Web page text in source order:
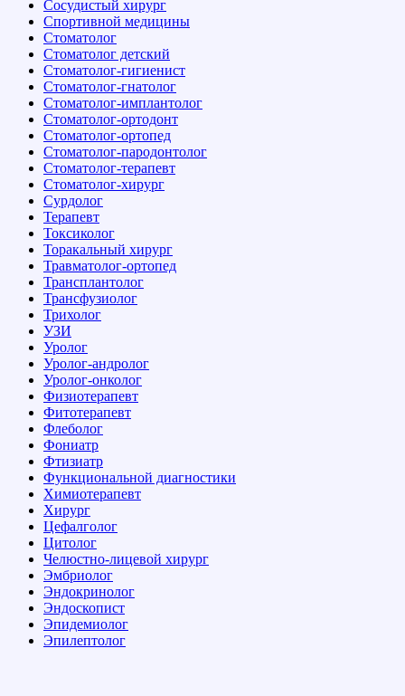
Сосудистый хирург
Спортивной медицины
Стоматолог
Стоматолог детский
Стоматолог-гигиенист
Стоматолог-гнатолог
Стоматолог-имплантолог
Стоматолог-ортодонт
Стоматолог-ортопед
Стоматолог-пародонтолог
Стоматолог-терапевт
Стоматолог-хирург
Сурдолог
Терапевт
Токсиколог
Торакальный хирург
Травматолог-ортопед
Трансплантолог
Трансфузиолог
Трихолог
УЗИ
Уролог
Уролог-андролог
Уролог-онколог
Физиотерапевт
Фитотерапевт
Флеболог
Фониатр
Фтизиатр
Функциональной диагностики
Химиотерапевт
Хирург
Цефалголог
Цитолог
Челюстно-лицевой хирург
Эмбриолог
Эндокринолог
Эндоскопист
Эпидемиолог
Эпилептолог